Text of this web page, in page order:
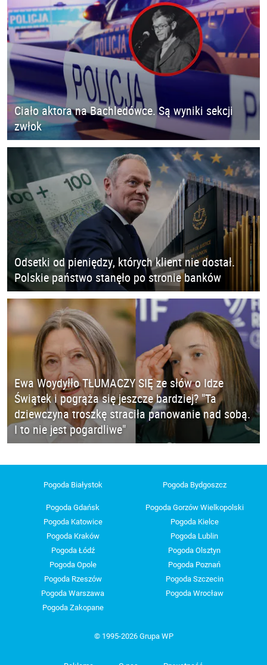
Ciało aktora na Bachledówce. Są wyniki sekcji
zwłok
Odsetki od pieniędzy, których klient nie dostał.
Polskie państwo stanęło po stronie banków
Ewa Woydyłło TŁUMACZY SIĘ ze słów o Idze
Świątek i pogrąża się jeszcze bardziej? "Ta
dziewczyna troszkę straciła panowanie nad sobą.
I to nie jest pogardliwe"
Pogoda Białystok Pogoda Bydgoszcz
Pogoda Gdańsk
Pogoda Gorzów Wielkopolski
Pogoda Katowice
Pogoda Kielce
Pogoda Kraków
Pogoda Lublin
Pogoda Łódź
Pogoda Olsztyn
Pogoda Opole
Pogoda Poznań
Pogoda Rzeszów
Pogoda Szczecin
Pogoda Warszawa
Pogoda Wrocław
Pogoda Zakopane
© 1995-2026 Grupa WP